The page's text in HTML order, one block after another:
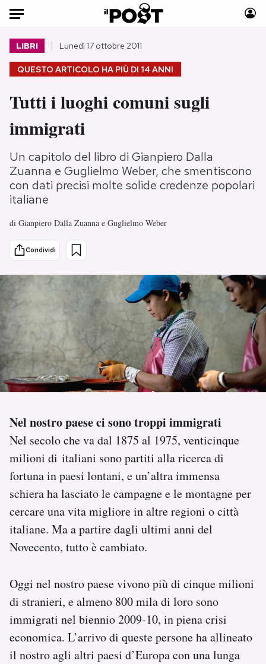
Auto
HOME
Italia
Politica
Tecnologia
Internet
Scienza
Cultura
Economia
Moda
Storie/Idee
Ok Boomer!
Media
Altrecose
PODCAST
NEWSLETTER
I MIEI PREFERITI
CALENDARIO
AREA PERSONALE
Area Personale
Newsletter
Notifiche mobile
Regala il Post
Esci
QUESTO ARTICOLO HA PIÙ DI 14 ANNI
LIBRI Lunedì 17 ottobre 2011
Tutti i luoghi comuni sugli
immigrati
Un capitolo del libro di Gianpiero Dalla
Zuanna e Guglielmo Weber, che smentiscono
con dati precisi molte solide credenze popolari
italiane
di Gianpiero Dalla Zuanna e Guglielmo Weber
Condividi
Nel nostro paese ci sono troppi immigrati
Nel secolo che va dal 1875 al 1975, venticinque
milioni di italiani sono partiti alla ricerca di
fortuna in paesi lontani, e un’altra immensa
schiera ha lasciato le campagne e le montagne per
cercare una vita migliore in altre regioni o città
italiane. Ma a partire dagli ultimi anni del
Novecento, tutto è cambiato.
Oggi nel nostro paese vivono più di cinque milioni
di stranieri, e almeno 800 mila di loro sono
immigrati nel biennio 2009-10, in piena crisi
economica. L’arrivo di queste persone ha allineato
il nostro agli altri paesi d’Europa con una lunga